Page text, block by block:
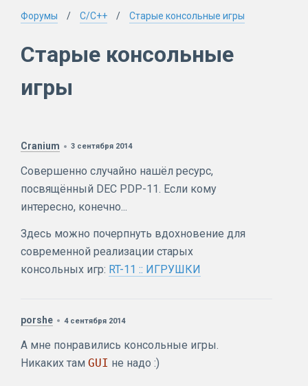
Форумы C/C++ Старые консольные игры
Старые консольные
игры
Cranium 3 сентября 2014
Совершенно случайно нашёл ресурс,
посвящённый DEC PDP-11. Если кому
интересно, конечно...
Здесь можно почерпнуть вдохновение для
современной реализации старых
консольных игр: RT-11 :: ИГРУШКИ
porshe 4 сентября 2014
А мне понравились консольные игры.
Никаких там GUI не надо :)